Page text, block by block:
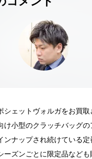
解説
シェットヴォルガをお買取
け小型のクラッチバッグ
ンナップされ続けている定
ーズンごとに限定品など